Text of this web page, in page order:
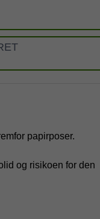
papirposer.
og risikoen for den